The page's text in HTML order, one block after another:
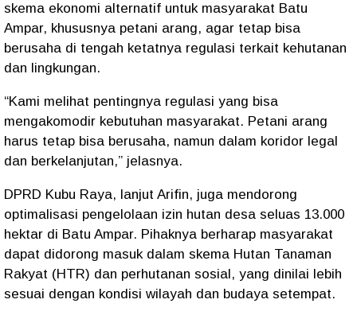
skema ekonomi alternatif untuk masyarakat Batu
Ampar, khususnya petani arang, agar tetap bisa
berusaha di tengah ketatnya regulasi terkait kehutanan
dan lingkungan.
“Kami melihat pentingnya regulasi yang bisa
mengakomodir kebutuhan masyarakat. Petani arang
harus tetap bisa berusaha, namun dalam koridor legal
dan berkelanjutan,” jelasnya.
DPRD Kubu Raya, lanjut Arifin, juga mendorong
optimalisasi pengelolaan izin hutan desa seluas 13.000
hektar di Batu Ampar. Pihaknya berharap masyarakat
dapat didorong masuk dalam skema Hutan Tanaman
Rakyat (HTR) dan perhutanan sosial, yang dinilai lebih
sesuai dengan kondisi wilayah dan budaya setempat.